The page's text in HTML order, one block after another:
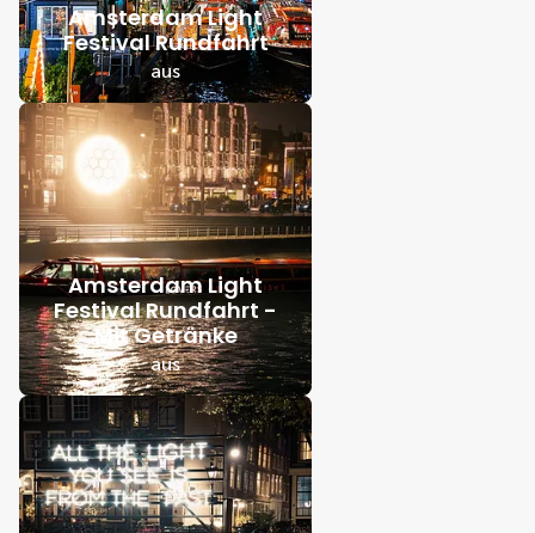
Amsterdam Light
Festival Rundfahrt
aus
Amsterdam Light
Festival Rundfahrt -
Mit Getränke
aus